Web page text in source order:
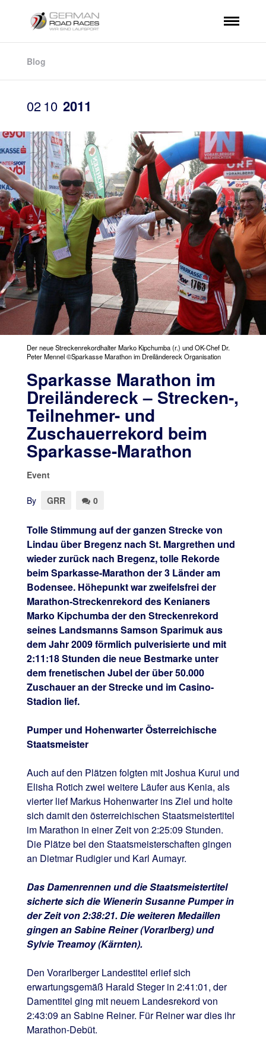
Blog
02 10 2011
Der neue Streckenrekordhalter Marko Kipchumba (r.) und OK-Chef Dr.
Peter Mennel ©Sparkasse Marathon im Dreiländereck Organisation
Sparkasse Marathon im
Dreiländereck – Strecken-,
Teilnehmer- und
Zuschauerrekord beim
Sparkasse-Marathon
Event
By GRR 0
Tolle Stimmung auf der ganzen Strecke von
Lindau über Bregenz nach St. Margrethen und
wieder zurück nach Bregenz, tolle Rekorde
beim Sparkasse-Marathon der 3 Länder am
Bodensee. Höhepunkt war zweifelsfrei der
Marathon-Streckenrekord des Kenianers
Marko Kipchumba der den Streckenrekord
seines Landsmanns Samson Sparimuk aus
dem Jahr 2009 förmlich pulverisierte und mit
2:11:18 Stunden die neue Bestmarke unter
dem frenetischen Jubel der über 50.000
Zuschauer an der Strecke und im Casino-
Stadion lief.
Pumper und Hohenwarter Österreichische
Staatsmeister
Auch auf den Plätzen folgten mit Joshua Kurui und
Elisha Rotich zwei weitere Läufer aus Kenia, als
vierter lief Markus Hohenwarter ins Ziel und holte
sich damit den österreichischen Staatsmeistertitel
im Marathon in einer Zeit von 2:25:09 Stunden.
Die Plätze bei den Staatsmeisterschaften gingen
an Dietmar Rudigier und Karl Aumayr.
Das Damenrennen und die Staatsmeistertitel
sicherte sich die Wienerin Susanne Pumper in
der Zeit von 2:38:21. Die weiteren Medaillen
gingen an Sabine Reiner (Vorarlberg) und
Sylvie Treamoy (Kärnten).
Den Vorarlberger Landestitel erlief sich
erwartungsgemäß Harald Steger in 2:41:01, der
Damentitel ging mit neuem Landesrekord von
2:43:09 an Sabine Reiner. Für Reiner war dies ihr
Marathon-Debüt.